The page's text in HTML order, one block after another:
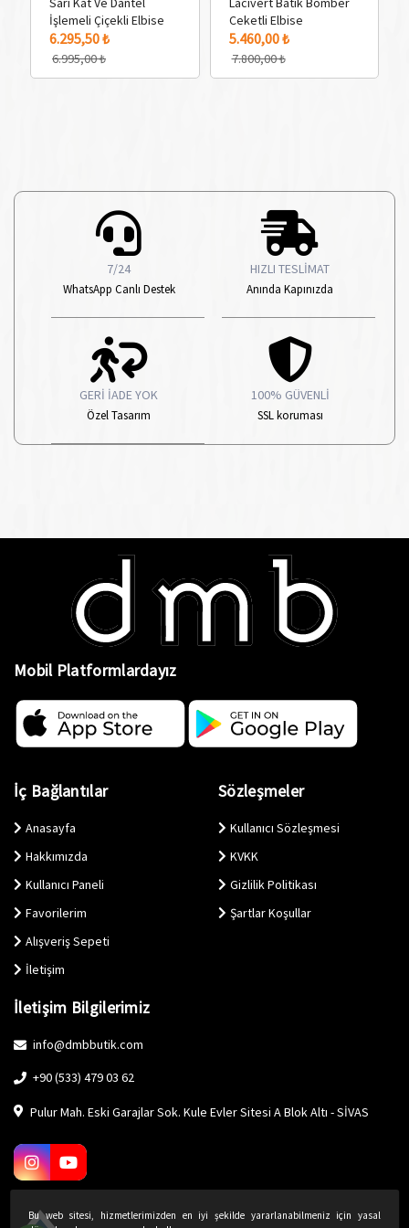
3 Adet Renk Seçeneği
İşlemeli Çiçekli Elbise
6.295,50 ₺
6.995,00 ₺
2 Adet Renk Seçeneği
Ceketli Elbise
5.460,00 ₺
7.800,00 ₺
7/24
WhatsApp Canlı Destek
HIZLI TESLİMAT
Anında Kapınızda
GERİ İADE YOK
Özel Tasarım
100% GÜVENLİ
SSL koruması
Mobil Platformlardayız
İç Bağlantılar
Anasayfa
Hakkımızda
Kullanıcı Paneli
Favorilerim
Alışveriş Sepeti
İletişim
Sözleşmeler
Kullanıcı Sözleşmesi
KVKK
Gizlilik Politikası
Şartlar Koşullar
İletişim Bilgilerimiz
info@dmbbutik.com
+90 (533) 479 03 62
Pulur Mah. Eski Garajlar Sok. Kule Evler Sitesi A Blok Altı - SİVAS
Bu web sitesi, hizmetlerimizden en iyi şekilde yararlanabilmeniz için yasal